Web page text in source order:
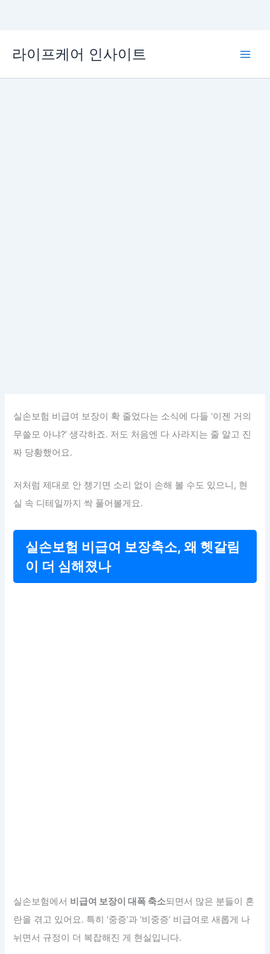
로
라이프케어 인사이트
실손보험 비급여 보장이 확 줄었다는 소식에 다들 ‘이젠 거의
무쓸모 아냐?’ 생각하죠. 저도 처음엔 다 사라지는 줄 알고 진
짜 당황했어요.
저처럼 제대로 안 챙기면 소리 없이 손해 볼 수도 있으니, 현
실 속 디테일까지 싹 풀어볼게요.
실손보험 비급여 보장축소, 왜 헷갈림
이 더 심해졌나
실손보험에서 비급여 보장이 대폭 축소되면서 많은 분들이 혼
란을 겪고 있어요. 특히 ‘중증’과 ‘비중증’ 비급여로 새롭게 나
뉘면서 규정이 더 복잡해진 게 현실입니다.